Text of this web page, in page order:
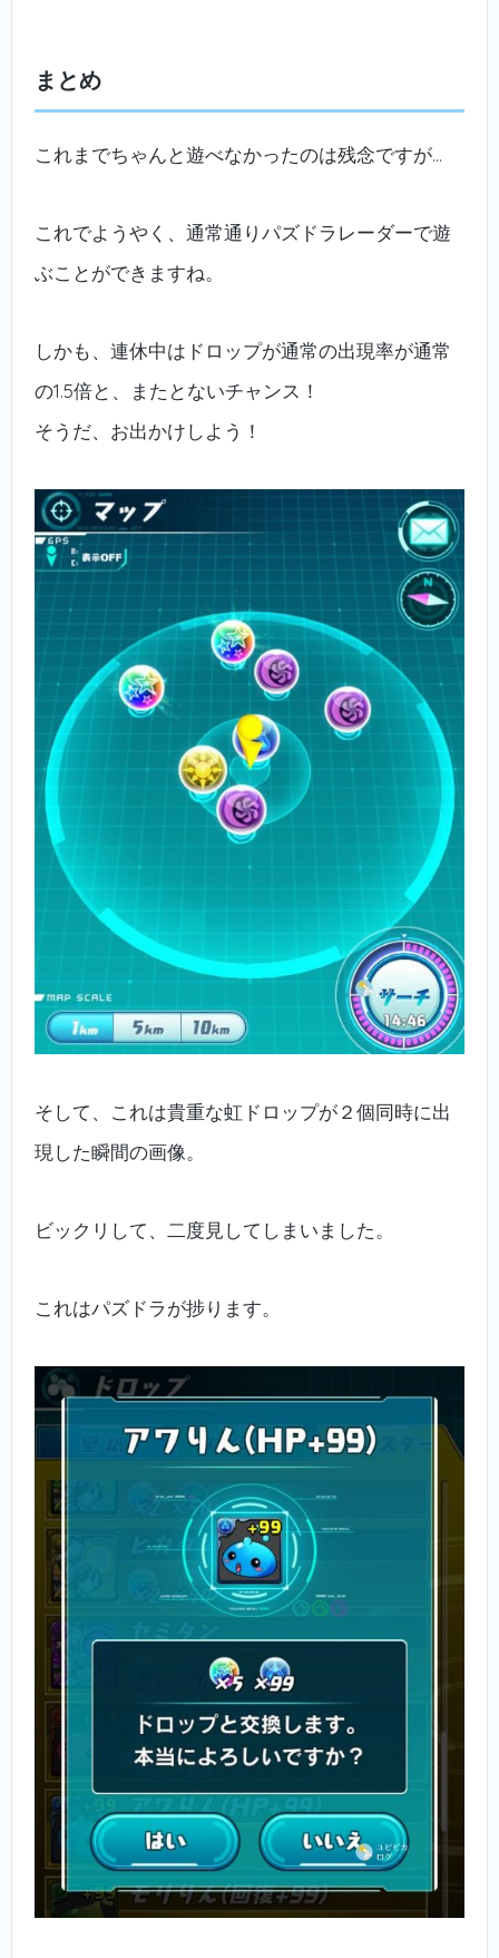
まとめ
これまでちゃんと遊べなかったのは残念ですが…
これでようやく、通常通りパズドラレーダーで遊
ぶことができますね。
しかも、連休中はドロップが通常の出現率が通常
の1.5倍と、またとないチャンス！
そうだ、お出かけしよう！
そして、これは貴重な虹ドロップが２個同時に出
現した瞬間の画像。
ビックリして、二度見してしまいました。
これはパズドラが捗ります。